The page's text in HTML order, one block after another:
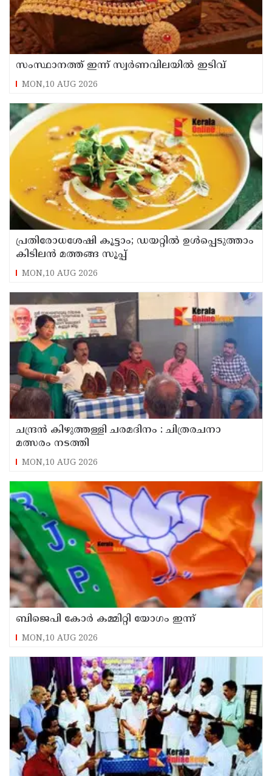
സംസ്ഥാനത്ത് ഇന്ന് സ്വർണവിലയിൽ ഇടിവ്
MON,10 AUG 2026
പ്രതിരോധശേഷി കൂട്ടാം; ഡയറ്റിൽ ഉൾപ്പെടുത്താം
കിടിലൻ മത്തങ്ങ സൂപ്പ്
MON,10 AUG 2026
ചന്ദ്രൻ കിഴുത്തള്ളി ചരമദിനം : ചിത്രരചനാ
മത്സരം നടത്തി
MON,10 AUG 2026
ബിജെപി കോർ കമ്മിറ്റി യോഗം ഇന്ന്
MON,10 AUG 2026